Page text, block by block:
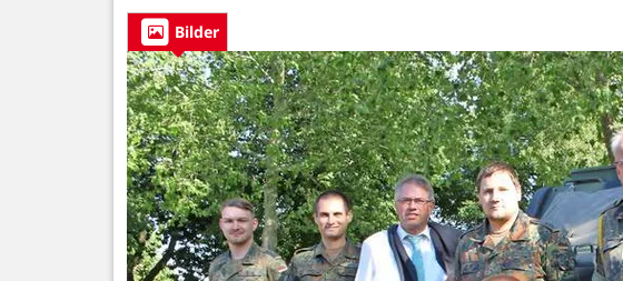
Bilder